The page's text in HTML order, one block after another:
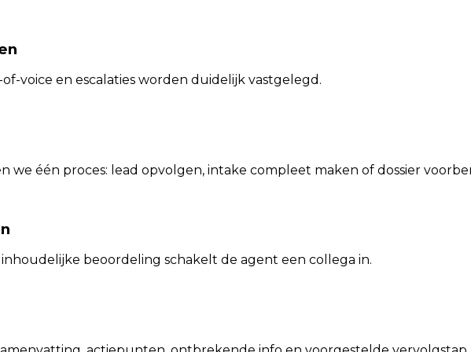
voice en escalaties worden duidelijk vastgelegd.
we één proces: lead opvolgen, intake compleet maken of dossier
beoordeling schakelt de agent een collega in.